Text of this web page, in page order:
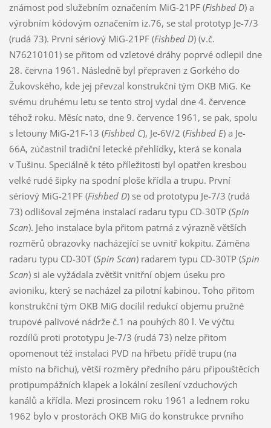
známost pod služebním označením MiG-21PF (Fishbed D) a
výrobním kódovým označením iz.76, se stal prototyp Je-7/3
(rudá 73). První sériový MiG-21PF (Fishbed D) (v.č.
N76210101) se přitom od vzletové dráhy poprvé odlepil dne
28. června 1961. Následně byl přepraven z Gorkého do
Žukovského, kde jej převzal konstrukční tým OKB MiG. Ke
svému druhému letu se tento stroj vydal dne 4. července
téhož roku. Měsíc nato, dne 9. července 1961, se pak, spolu
s letouny MiG-21F-13 (Fishbed C), Je-6V/2 (Fishbed E) a Je-
66A, zúčastnil tradiční letecké přehlídky, která se konala
v Tušinu. Speciálně k této příležitosti byl opatřen kresbou
velké rudé šipky na spodní ploše křídla a trupu. První
sériový MiG-21PF (Fishbed D) se od prototypu Je-7/3 (rudá
73) odlišoval zejména instalací radaru typu CD-30TP (Spin
Scan). Jeho instalace byla přitom patrná z výrazně větších
rozměrů obrazovky nacházející se uvnitř kokpitu. Záměna
radaru typu CD-30T (Spin Scan) radarem typu CD-30TP (Spin
Scan) si ale vyžádala zvětšit vnitřní objem úseku pro
avioniku, který se nacházel za pilotní kabinou. Toho přitom
konstrukční tým OKB MiG docílil redukcí objemu pružné
trupové palivové nádrže č.1 na pouhých 80 l. Ve výčtu
rozdílů proti prototypu Je-7/3 (rudá 73) nelze přitom
opomenout též instalaci PVD na hřbetu přídě trupu (na
místo na břichu), větší rozměry předního páru připouštěcích
protipumpážních klapek a lokální zesílení vzduchových
kanálů a křídla. Mezi prosincem roku 1961 a lednem roku
1962 bylo v prostorách OKB MiG do konstrukce prvního